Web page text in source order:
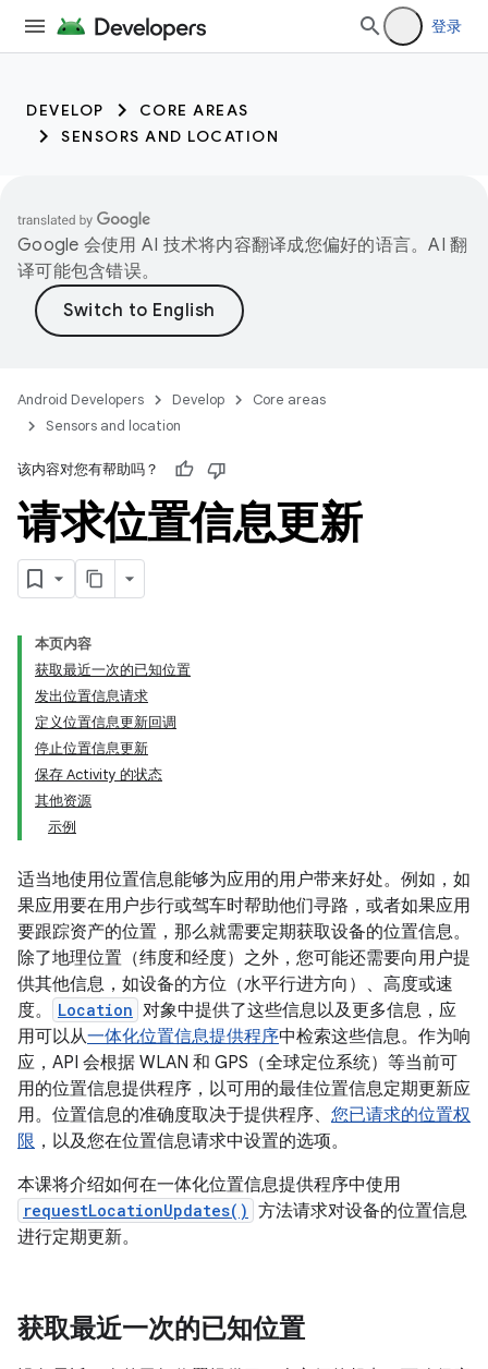
登录
DEVELOP
CORE AREAS
SENSORS AND LOCATION
Google 会使用 AI 技术将内容翻译成您偏好的语言。AI 翻
译可能包含错误。
Android Developers Develop
Core areas
Sensors and location
该内容对您有帮助吗？
请求位置信息更新
本页内容
获取最近一次的已知位置
发出位置信息请求
定义位置信息更新回调
停止位置信息更新
保存 Activity 的状态
其他资源
示例
适当地使用位置信息能够为应用的用户带来好处。例如，如
果应用要在用户步行或驾车时帮助他们寻路，或者如果应用
要跟踪资产的位置，那么就需要定期获取设备的位置信息。
除了地理位置（纬度和经度）之外，您可能还需要向用户提
供其他信息，如设备的方位（水平行进方向）、高度或速
度。
Location 对象中提供了这些信息以及更多信息，应
用可以从一体化位置信息提供程序中检索这些信息。作为响
应，API 会根据 WLAN 和 GPS（全球定位系统）等当前可
用的位置信息提供程序，以可用的最佳位置信息定期更新应
用。位置信息的准确度取决于提供程序、 您已请求的位置权
限 ，以及您在位置信息请求中设置的选项。
本课将介绍如何在一体化位置信息提供程序中使用
requestLocationUpdates() 方法请求对设备的位置信息
进行定期更新。
获取最近一次的已知位置